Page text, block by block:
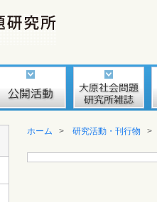
ホーム > 研究活動・刊行物